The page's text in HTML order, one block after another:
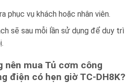
phục vụ khách hoặc nhân viên.
sẽ sau mỗi lần sử dụng để duy trì
nên mua Tủ cơm công
điện có hẹn giờ TC-DH8K?